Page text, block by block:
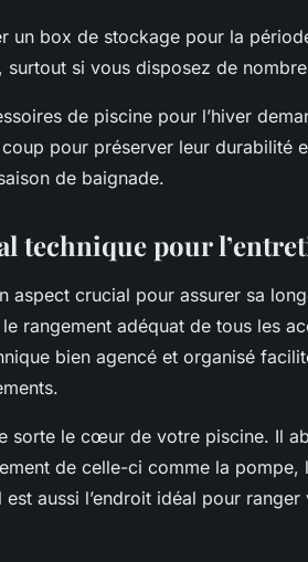
un box de stockage pour la
si vous disposez de
de piscine pour l’hiver
pour préserver leur durabilité
de baignade.
technique pour
aspect crucial pour assurer sa
rangement adéquat de tous les
bien agencé et organisé
sorte le cœur de votre piscine. Il
de celle-ci comme la
est aussi l’endroit idéal pour ranger